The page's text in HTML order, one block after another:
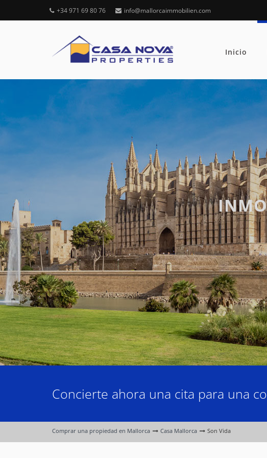
+34 971 69 80 76 info@mallorcaimmobilien.com
Inicio
Concierte ahora una cita para una
Comprar una propiedad en Mallorca Casa Mallorca Son Vida